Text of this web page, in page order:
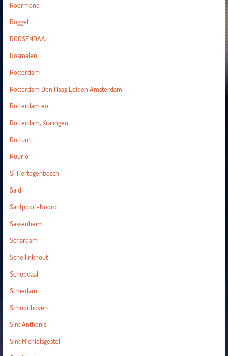
Roermond
Roggel
ROOSENDAAL
Rosmalen
Rotterdam
Rotterdam Den Haag Leiden Amsterdam
Rotterdam eo
Rotterdam, Kralingen
Rottum
Ruurlo
S'-Hertogenbosch
Said
Santpoort-Noord
Sassenheim
Schardam
Schellinkhout
Schepdaal
Schiedam
Schoonhoven
Sint Anthonis
Sint Michielsgestel